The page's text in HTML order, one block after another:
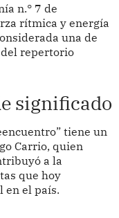
n.° 7 de
rítmica y energía
una de
repertorio
significado
tiene un
Carrio, quien
a la
que hoy
en el país.